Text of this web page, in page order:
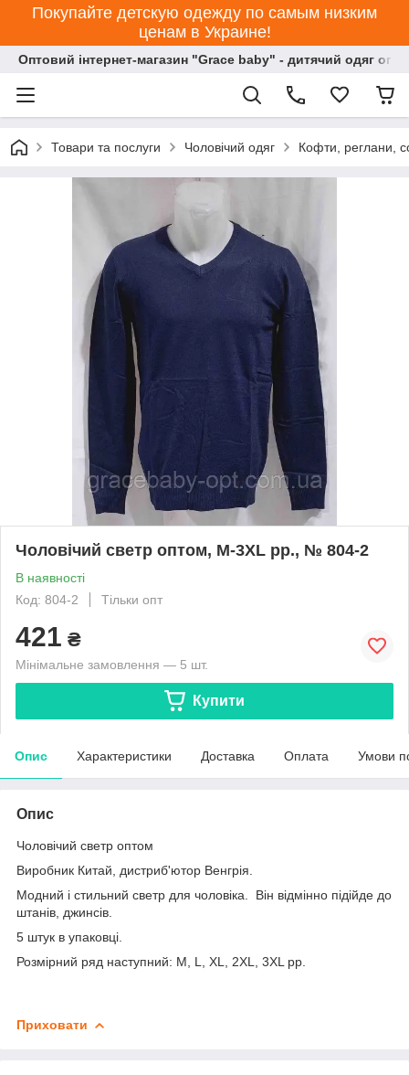
Покупайте детскую одежду по самым низким
ценам в Украине!
Оптовий інтернет-магазин "Grace baby" - дитячий одяг
Товари та послуги Чоловічий одяг Кофти, реглани,
Чоловічий светр оптом, M-3XL рр., № 804-2
В наявності
Код: 804-2
Тільки опт
421 ₴
Мінімальне замовлення — 5 шт.
Купити
Опис Характеристики Доставка Оплата Умови
Опис
Чоловічий светр оптом
Виробник Китай, дистриб'ютор Венгрія.
Модний і стильний светр для чоловіка. Він відмінно підійде до
штанів, джинсів.
5 штук в упаковці.
Розмірний ряд наступний: M, L, XL, 2XL, 3XL рр.
Приховати